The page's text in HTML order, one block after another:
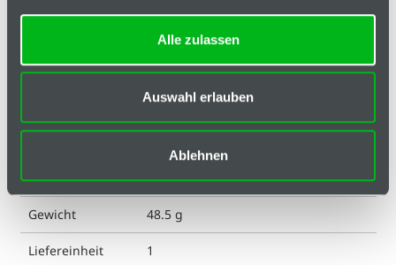
Alle zulassen
Auswahl erlauben
Ablehnen
Hinweis
Klassifizierungen
ja
Geeignet für Nut 8
Gewicht 48.5 g
Liefereinheit 1